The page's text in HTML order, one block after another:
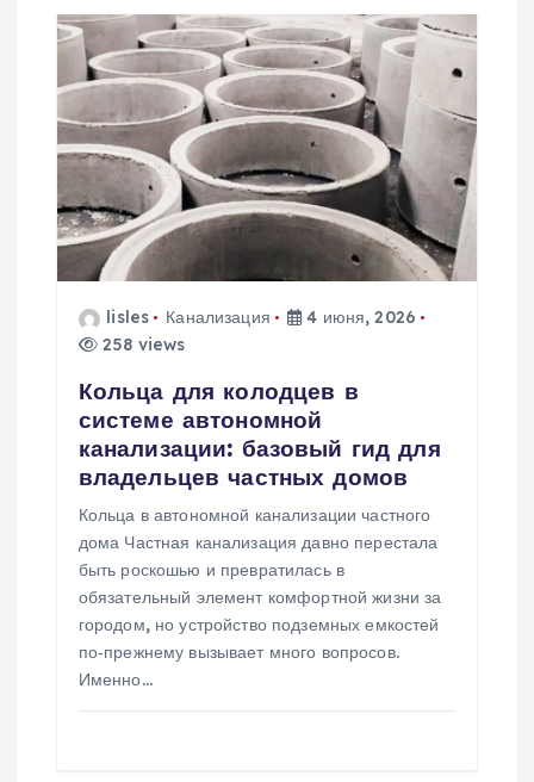
и
я
п
о
з
lisles Канализация
4 июня, 2026
258 views
Кольца для колодцев в
системе автономной
канализации: базовый гид для
владельцев частных домов
Кольца в автономной канализации частного
дома Частная канализация давно перестала
быть роскошью и превратилась в
обязательный элемент комфортной жизни за
городом, но устройство подземных емкостей
по‑прежнему вызывает много вопросов.
Именно…